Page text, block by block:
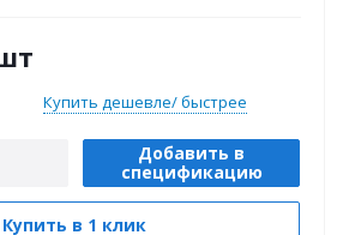
Купить дешевле/ быстрее
Добавить в
спецификацию
Купить в 1 клик